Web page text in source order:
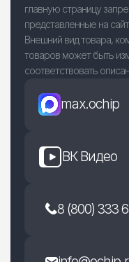
главную страницу
представленные на
Внешний вид товара,
товаров может быть
соответствовать
max.ochip
ВК Видео
8 (800) 333